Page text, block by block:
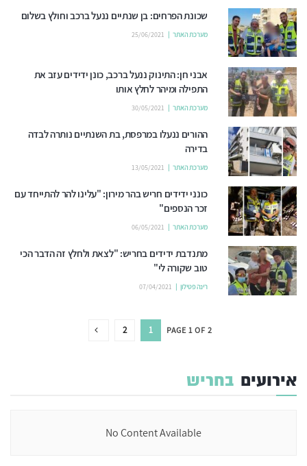
שכונת הפרחים: בן שנתיים ננעל ברכב וחולץ בשלום
מערכת האתר 25/06/2021
אבני חן: התינוק ננעל ברכב, כונן ידידים עזב את
התפילה ומיהר לחלץ אותו
מערכת האתר 30/05/2021
ההורים ננעלו במרפסת, בת השנתיים נותרה לבדה
בדירה
מערכת האתר 13/05/2021
כונני ידידים חריש בהר מירון: "עלינו להר להתייחד עם
זכר הנספים"
מערכת האתר 06/05/2021
מתנדבת ידידים בחריש: "לצאת ולחלץ זה הדבר הכי
טוב שקורה לי"
רינה פטילון 07/04/2021
PAGE 1 OF 2
1
2
אירועים בחריש
No Content Available